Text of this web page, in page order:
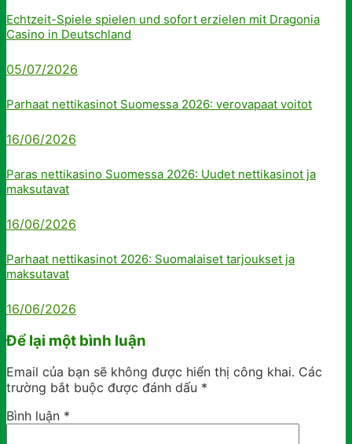
Echtzeit-Spiele spielen und sofort erzielen mit Dragonia
Casino in Deutschland
05/07/2026
Parhaat nettikasinot Suomessa 2026: verovapaat voitot
16/06/2026
Paras nettikasino Suomessa 2026: Uudet nettikasinot ja
maksutavat
16/06/2026
Parhaat nettikasinot 2026: Suomalaiset tarjoukset ja
maksutavat
16/06/2026
Để lại một bình luận
Email của bạn sẽ không được hiển thị công khai. Các
trường bắt buộc được đánh dấu *
Bình luận *